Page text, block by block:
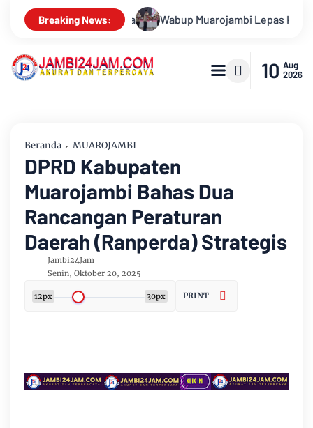
Breaking News:
Kontingan Jamnas XXII 2026 Pesan Nilai Kedisiplinan
10 Aug
2026
Beranda MUAROJAMBI
DPRD Kabupaten
Muarojambi Bahas Dua
Rancangan Peraturan
Daerah (Ranperda) Strategis
Jambi24Jam
Senin, Oktober 20, 2025
12px 30px PRINT